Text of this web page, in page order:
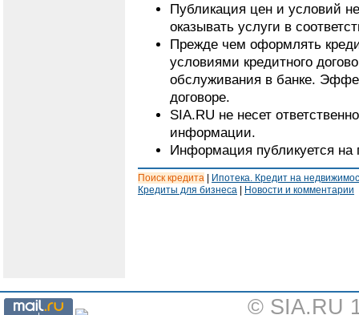
Публикация цен и условий
оказывать услуги в
Прежде чем оформлять
условиями кредитного
обслуживания в банке.
договоре.
SIA.RU не несет
информации.
Информация публикуется на
Поиск кредита
Ипотека. Кредит на
Кредиты для бизнеса
Новости и комментарии
© SIA.RU